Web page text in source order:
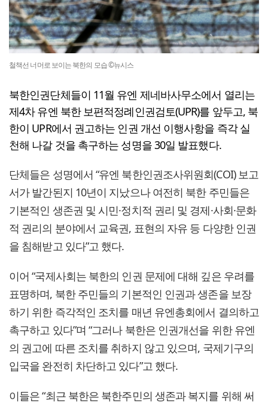
철책선 너머로 보이는 북한의 모습 ©뉴시스
북한인권단체들이 11월 유엔 제네바사무소에서 열리는
제4차 유엔 북한 보편적정례인권검토(UPR)를 앞두고, 북
한이 UPR에서 권고하는 인권 개선 이행사항을 즉각 실
천해 나갈 것을 촉구하는 성명을 30일 발표했다.
단체들은 성명에서 “유엔 북한인권조사위원회(COI) 보고
서가 발간된지 10년이 지났으나 여전히 북한 주민들은
기본적인 생존권 및 시민·정치적 권리 및 경제·사회·문화
적 권리의 분야에서 교육권, 표현의 자유 등 다양한 인권
을 침해받고 있다”고 했다.
이어 “국제사회는 북한의 인권 문제에 대해 깊은 우려를
표명하며, 북한 주민들의 기본적인 인권과 생존을 보장
하기 위한 즉각적인 조치를 매년 유엔총회에서 결의하고
촉구하고 있다”며 “그러나 북한은 인권개선을 위한 유엔
의 권고에 따른 조치를 취하지 않고 있으며, 국제기구의
입국을 완전히 차단하고 있다”고 했다.
이들은 “최근 북한은 북한주민의 생존과 복지를 위해 써